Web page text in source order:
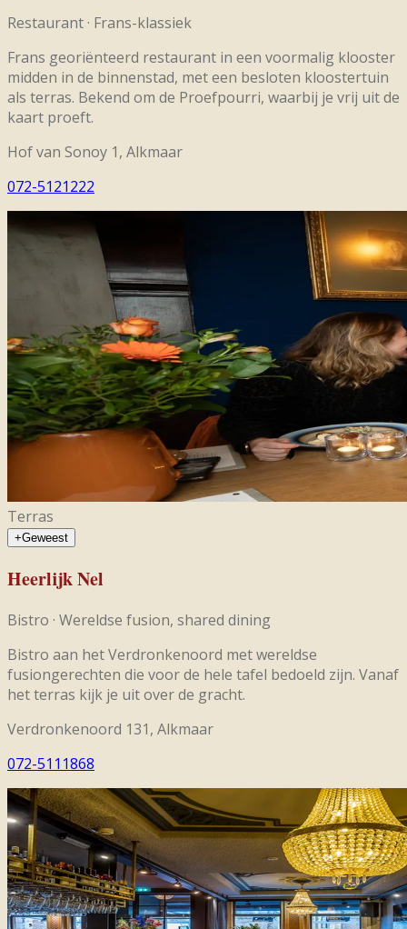
Restaurant · Frans-klassiek
Frans georiënteerd restaurant in een voormalig klooster
midden in de binnenstad, met een besloten kloostertuin
als terras. Bekend om de Proefpourri, waarbij je vrij uit de
kaart proeft.
Hof van Sonoy 1, Alkmaar
072-5121222
Terras
+Geweest
Heerlijk Nel
Bistro · Wereldse fusion, shared dining
Bistro aan het Verdronkenoord met wereldse
fusiongerechten die voor de hele tafel bedoeld zijn. Vanaf
het terras kijk je uit over de gracht.
Verdronkenoord 131, Alkmaar
072-5111868